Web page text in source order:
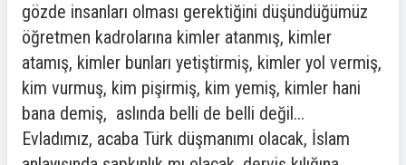
gözde insanları olması gerektiğini düşündüğümüz
öğretmen kadrolarına kimler atanmış, kimler
atamış, kimler bunları yetiştirmiş, kimler yol vermiş,
kim vurmuş, kim pişirmiş, kim yemiş, kimler hani
bana demiş, aslında belli de belli değil...
Evladımız, acaba Türk düşmanımı olacak, İslam